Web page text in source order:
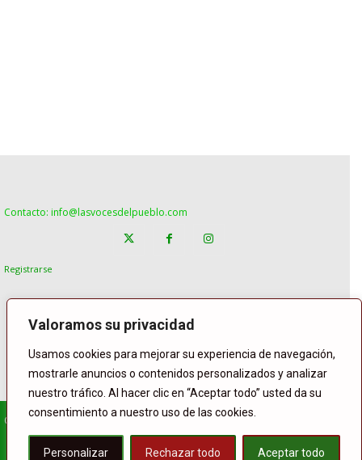
Valoramos su privacidad
Usamos cookies para mejorar su experiencia de navegación,
mostrarle anuncios o contenidos personalizados y analizar
nuestro tráfico. Al hacer clic en “Aceptar todo” usted da su
consentimiento a nuestro uso de las cookies.
Personalizar Rechazar todo Aceptar todo
Contacto: info@lasvocesdelpueblo.com
Registrarse
© Copyright Lasvocesdelpueblo
Homepage POLÍTICA ESPAÑA GENTE INTERNACIONAL